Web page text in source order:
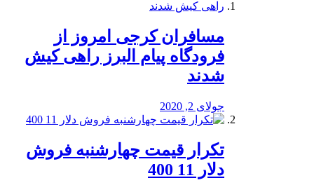
مسافران کرجی امروز از
فرودگاه پیام البرز راهی کیش
شدند
جولای 2, 2020
تکرار قیمت چهارشنبه فروش
دلار 11 400